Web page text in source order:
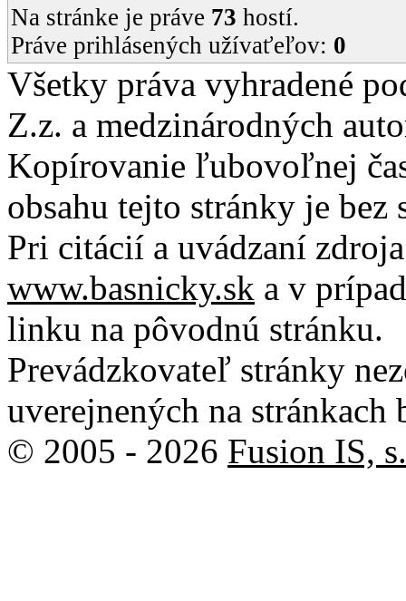
Na stránke je práve 73 hostí.
Práve prihlásených užívaťeľov: 0
Všetky práva vyhradené
Z.z. a medzinárodných
Kopírovanie ľubovoľnej
obsahu tejto stránky je bez
Pri citácií a uvádzaní
www.basnicky.sk a v
linku na pôvodnú stránku.
Prevádzkovateľ stránky
uverejnených na stránkach
© 2005 - 2026 Fusion IS,